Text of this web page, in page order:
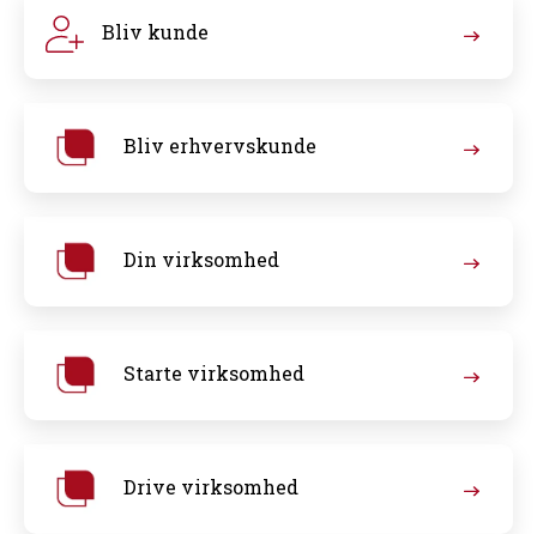
Bliv kunde
Bliv erhvervskunde
Din virksomhed
Starte virksomhed
Drive virksomhed